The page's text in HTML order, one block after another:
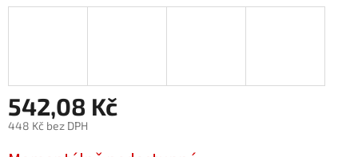
542,08 Kč
448 Kč bez DPH